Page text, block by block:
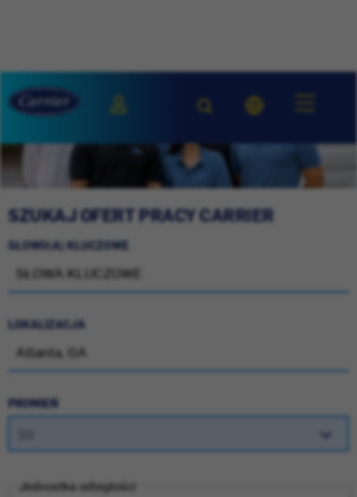
SZUKAJ OFERT PRACY CARRIER
SŁOWO(A) KLUCZOWE
LOKALIZACJA
PROMIEŃ
Jednostka odległości